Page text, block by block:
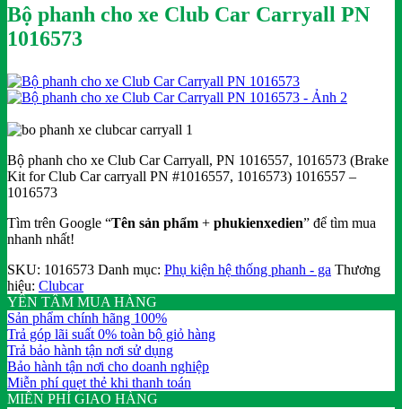
Bộ phanh cho xe Club Car Carryall PN
1016573
Bộ phanh cho xe Club Car Carryall, PN 1016557, 1016573 (Brake
Kit for Club Car carryall PN #1016557, 1016573) 1016557 –
1016573
Tìm trên Google “Tên sản phẩm + phukienxedien” để tìm mua
nhanh nhất!
SKU: 1016573 Danh mục: Phụ kiện hệ thống phanh - ga Thương
hiệu: Clubcar
YÊN TÂM MUA HÀNG
Sản phẩm chính hãng 100%
Trả góp lãi suất 0% toàn bộ giỏ hàng
Trả bảo hành tận nơi sử dụng
Bảo hành tận nơi cho doanh nghiệp
Miễn phí quẹt thẻ khi thanh toán
MIỄN PHÍ GIAO HÀNG